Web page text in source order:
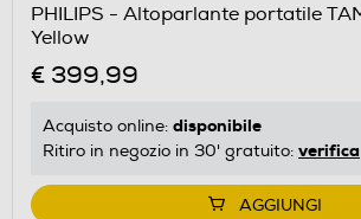
PHILIPS - Altoparlante portatile
Yellow
€ 399,99
Acquisto online: disponibile
Ritiro in negozio in 30' gratuito: verifica
AGGIUNGI